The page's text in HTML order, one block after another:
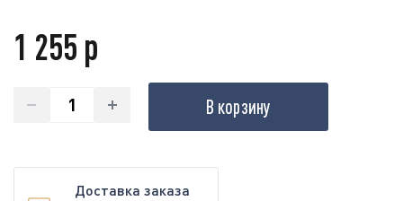
1 255 р
В корзину
Доставка заказа